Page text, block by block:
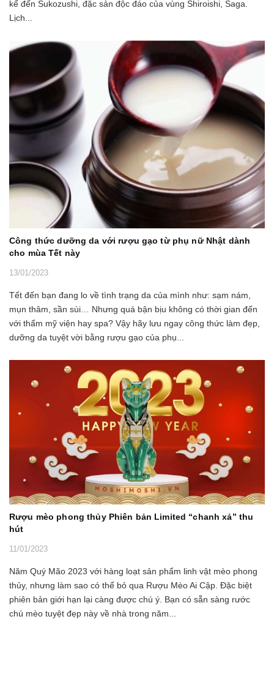
kể đến Sukozushi, đặc sản độc đáo của vùng Shiroishi, Saga.
Lịch...
Công thức dưỡng da với rượu gạo từ phụ nữ Nhật dành
cho mùa Tết này
13/01/2023
Tết đến bạn đang lo về tình trạng da của mình như: sạm nám,
mụn thâm, sần sùi… Nhưng quá bận bịu không có thời gian đến
với thẩm mỹ viện hay spa? Vậy hãy lưu ngay công thức làm đẹp,
dưỡng da tuyệt vời bằng rượu gạo của phụ...
Rượu mèo phong thủy Phiên bản Limited “chanh xả” thu
hút
11/01/2023
Năm Quý Mão 2023 với hàng loạt sản phẩm linh vật mèo phong
thủy, nhưng làm sao có thể bỏ qua Rượu Mèo Ai Cập. Đặc biệt
phiên bản giới hạn lại càng được chú ý. Bạn có sẵn sàng rước
chú mèo tuyệt đẹp này về nhà trong năm...